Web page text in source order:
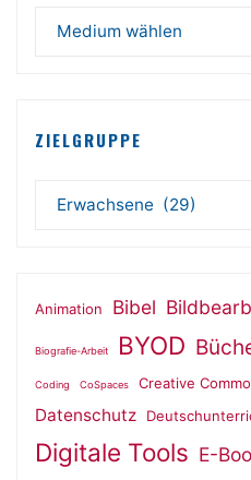
ZIELGRUPPE
Animation Bibel
Biografie-Arbeit BYOD
Coding CoSpaces Creative
Datenschutz
Digitale Tools E-